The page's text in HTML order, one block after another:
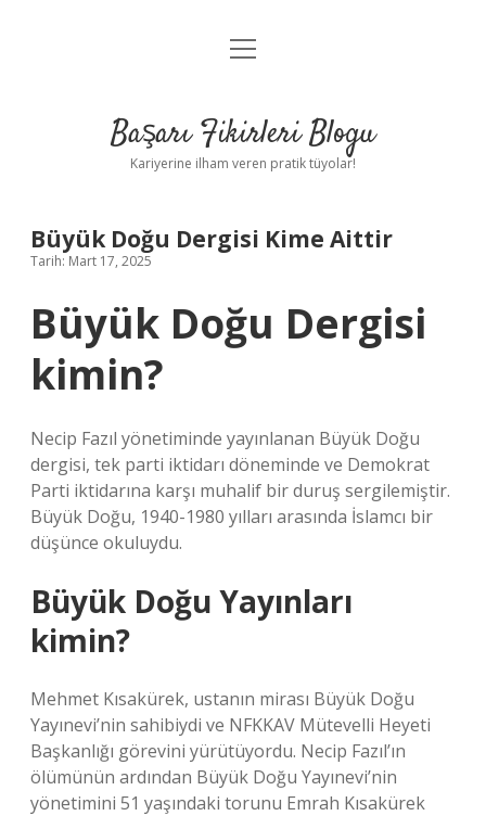
Anasayfa
Yasal Uyarı
menüyü
Başarı Fikirleri Blogu
Kariyerine ilham veren pratik tüyolar!
Büyük Doğu Dergisi Kime Aittir
Tarih: Mart 17, 2025
Büyük Doğu Dergisi
kimin?
Necip Fazıl yönetiminde yayınlanan Büyük Doğu
dergisi, tek parti iktidarı döneminde ve Demokrat
Parti iktidarına karşı muhalif bir duruş sergilemiştir.
Büyük Doğu, 1940-1980 yılları arasında İslamcı bir
düşünce okuluydu.
Büyük Doğu Yayınları
kimin?
Mehmet Kısakürek, ustanın mirası Büyük Doğu
Yayınevi’nin sahibiydi ve NFKKAV Mütevelli Heyeti
Başkanlığı görevini yürütüyordu. Necip Fazıl’ın
ölümünün ardından Büyük Doğu Yayınevi’nin
yönetimini 51 yaşındaki torunu Emrah Kısakürek